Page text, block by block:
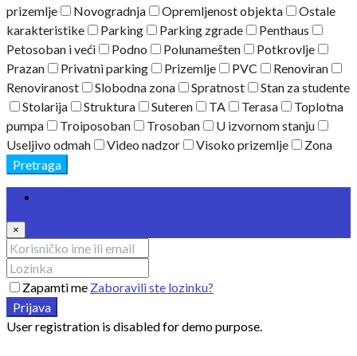
prizemlje
Novogradnja Opremljenost objekta
Ostale
karakteristike
Parking Parking zgrade
Penthaus
Petosoban i veći
Podno Polunamešten
Potkrovlje
Prazan
Privatni parking Prizemlje PVC
Renoviran
Renoviranost
Slobodna zona Spratnost
Stan za studente
Stolarija
Struktura Suteren TA Terasa
Toplotna
pumpa
Troiposoban Trosoban
U izvornom stanju
Useljivo odmah
Video nadzor Visoko prizemlje
Zona
Pretraga
×
Zapamti me Zaboravili ste lozinku?
Prijava
User registration is disabled for demo purpose.